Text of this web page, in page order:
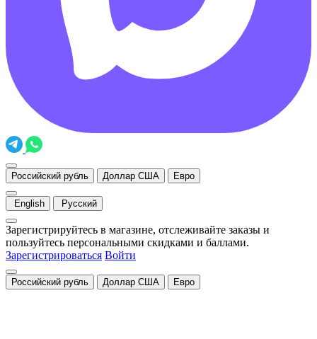
Российский рубль Доллар США Евро
English Русский
Зарегистрируйтесь в магазине, отслеживайте заказы и
пользуйтесь персональными скидками и баллами.
Зарегистрироваться Войти
Российский рубль Доллар США Евро